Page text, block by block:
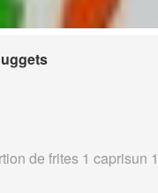
de frites 1 caprisun